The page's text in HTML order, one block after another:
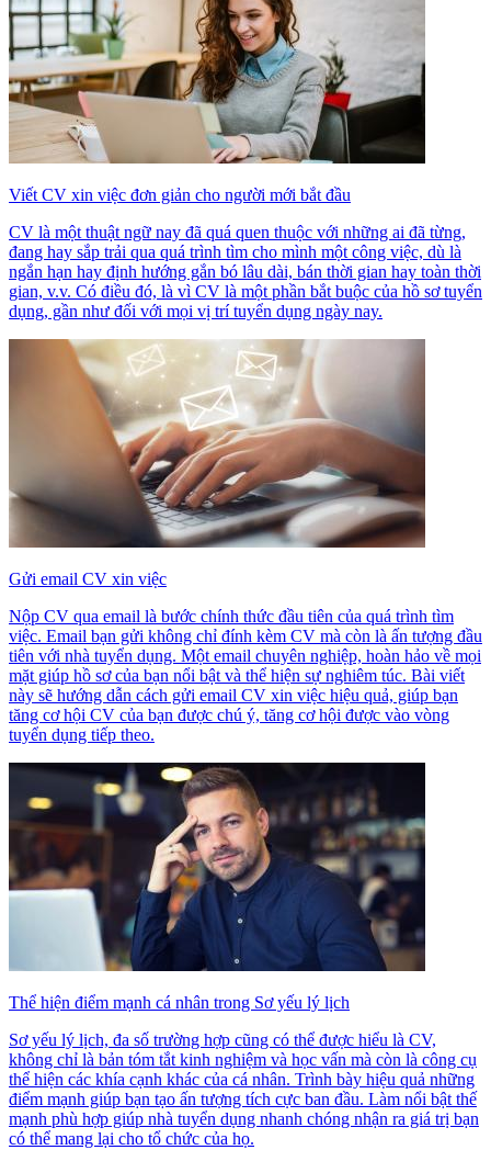
Viết CV xin việc đơn giản cho người mới bắt đầu
CV là một thuật ngữ nay đã quá quen thuộc với những ai đã từng,
đang hay sắp trải qua quá trình tìm cho mình một công việc, dù là
ngắn hạn hay định hướng gắn bó lâu dài, bán thời gian hay toàn thời
gian, v.v. Có điều đó, là vì CV là một phần bắt buộc của hồ sơ tuyển
dụng, gần như đối với mọi vị trí tuyển dụng ngày nay.
Gửi email CV xin việc
Nộp CV qua email là bước chính thức đầu tiên của quá trình tìm
việc. Email bạn gửi không chỉ đính kèm CV mà còn là ấn tượng đầu
tiên với nhà tuyển dụng. Một email chuyên nghiệp, hoàn hảo về mọi
mặt giúp hồ sơ của bạn nổi bật và thể hiện sự nghiêm túc. Bài viết
này sẽ hướng dẫn cách gửi email CV xin việc hiệu quả, giúp bạn
tăng cơ hội CV của bạn được chú ý, tăng cơ hội được vào vòng
tuyển dụng tiếp theo.
Thể hiện điểm mạnh cá nhân trong Sơ yếu lý lịch
Sơ yếu lý lịch, đa số trường hợp cũng có thể được hiểu là CV,
không chỉ là bản tóm tắt kinh nghiệm và học vấn mà còn là công cụ
thể hiện các khía cạnh khác của cá nhân. Trình bày hiệu quả những
điểm mạnh giúp bạn tạo ấn tượng tích cực ban đầu. Làm nổi bật thế
mạnh phù hợp giúp nhà tuyển dụng nhanh chóng nhận ra giá trị bạn
có thể mang lại cho tổ chức của họ.